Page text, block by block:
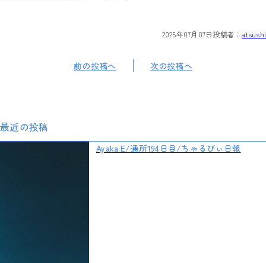
2025年07月07日投稿者：atsushi
前の投稿へ 次の投稿へ
最近の投稿
Ayaka.E/通所194日目/ちゃるびぃ日報